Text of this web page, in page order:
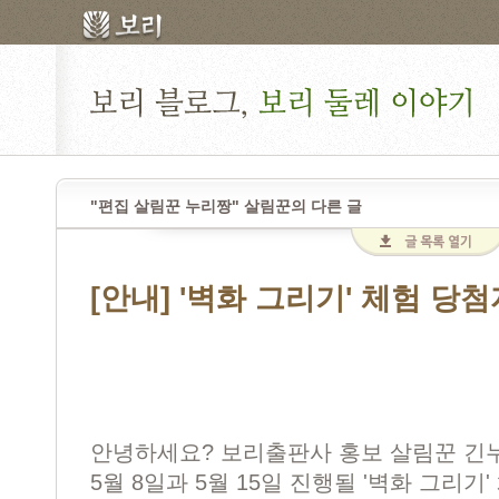
"편집 살림꾼 누리짱" 살림꾼의 다른 글
[안내] '벽화 그리기' 체험 당첨
안녕하세요? 보리출판사 홍보 살림꾼 긴
5월 8일과 5월 15일 진행될 '벽화 그리기